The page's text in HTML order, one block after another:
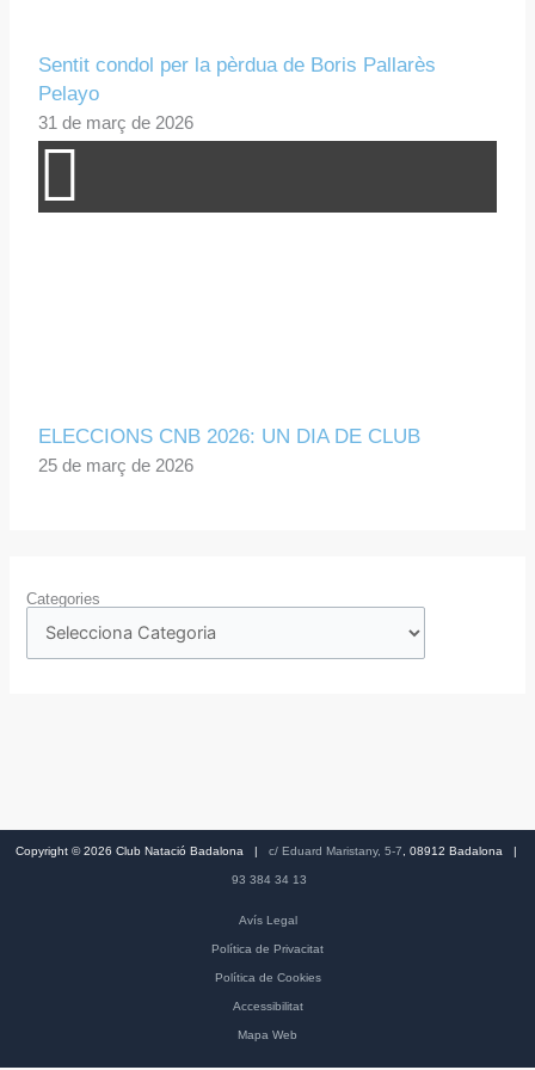
Sentit condol per la pèrdua de Boris Pallarès
Pelayo
31 de març de 2026
ELECCIONS CNB 2026: UN DIA DE CLUB
25 de març de 2026
Categories
Copyright © 2026 Club Natació Badalona | c/ Eduard Maristany, 5-7 , 08912 Badalona |
93 384 34 13
Avís Legal
Política de Privacitat
Política de Cookies
Accessibilitat
Mapa Web